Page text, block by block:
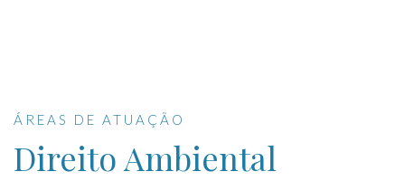
ÁREAS DE ATUAÇÃO
Direito Ambiental